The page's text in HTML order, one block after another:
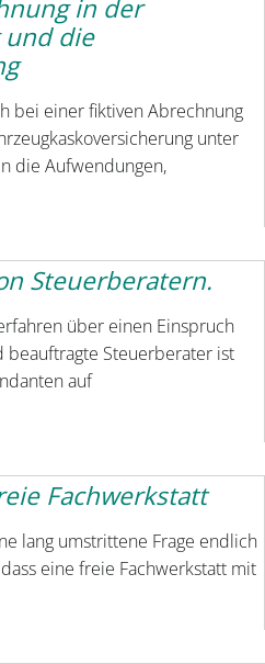
in der
und die
bei einer fiktiven Abrechnung
unter
die Aufwendungen,
Steuerberatern.
über einen Einspruch
beauftragte Steuerberater ist
auf
Fachwerkstatt
lang umstrittene Frage endlich
eine freie Fachwerkstatt mit